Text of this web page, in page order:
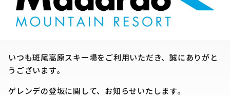
いつも斑尾高原スキー場をご利用いただき、誠にありがと
うございます。
ゲレンデの登坂に関して、お知らせいたします。